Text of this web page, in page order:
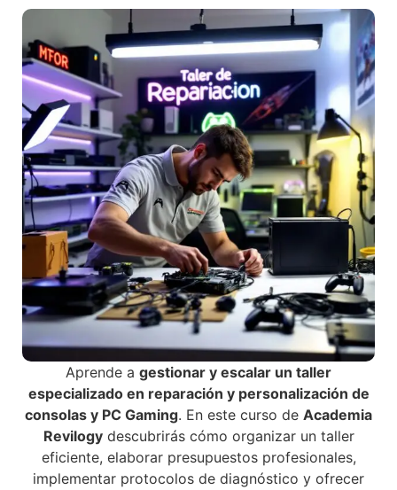
Aprende a gestionar y escalar un taller
especializado en reparación y personalización de
consolas y PC Gaming. En este curso de Academia
Revilogydescubrirás cómo organizar un taller
eficiente, elaborar presupuestos profesionales,
implementar protocolos de diagnóstico y ofrecer